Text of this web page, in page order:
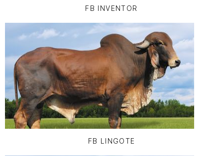
FB INVENTOR
FB LINGOTE